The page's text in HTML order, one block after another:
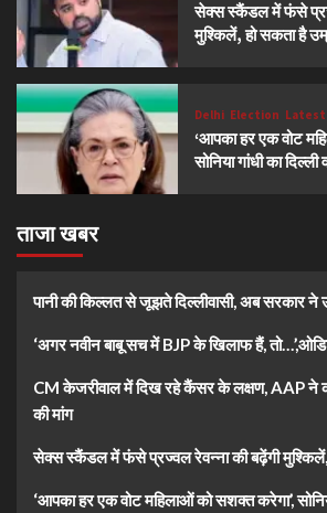
सेक्स स्कैंडल में फंसे
मुश्किलें, हो सकता है
Delhi Election Latest
‘आपका हर एक वोट
सोनिया गांधी का
ताजा खबर
पानी की किल्लत से जूझते दिल्लीवासी, अब सरकार ने
‘अगर नवीन बाबू सच में BJP के खिलाफ हैं,
CM केजरीवाल में दिख रहे कैंसर के लक्षण, AAP ने
की मांग
सेक्स स्कैंडल में फंसे प्रज्वल रेवन्ना की बढ़ेंगी
‘आपका हर एक वोट महिलाओं को सशक्त करेगा’,